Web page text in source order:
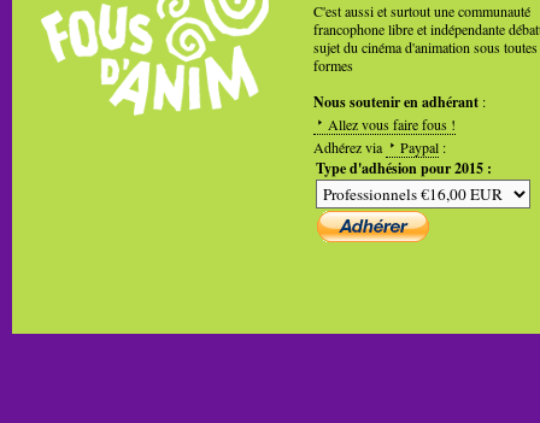
C'est aussi et surtout une communauté
francophone libre et indépendante
sujet du cinéma d'animation sous toutes
formes
Nous soutenir en adhérant :
Allez vous faire fous !
Adhérez via
Paypal :
Type d'adhésion pour 2015 :